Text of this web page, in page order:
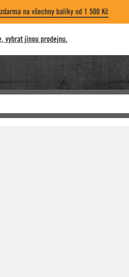
na všechny balíky od 1 500 Kč
vybrat jinou prodejnu.